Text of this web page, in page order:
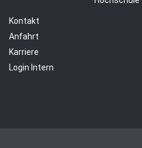
Kontakt
Anfahrt
Karriere
Login Intern